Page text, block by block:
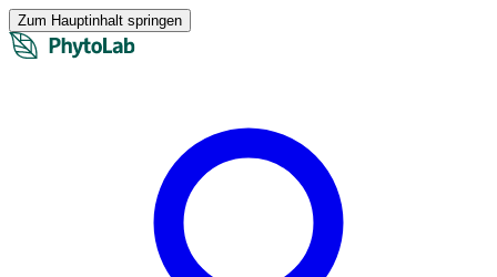
Zum Hauptinhalt springen